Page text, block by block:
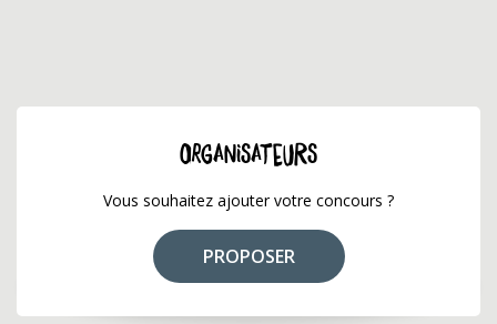
ORGANISATEURS
Vous souhaitez ajouter votre concours ?
PROPOSER